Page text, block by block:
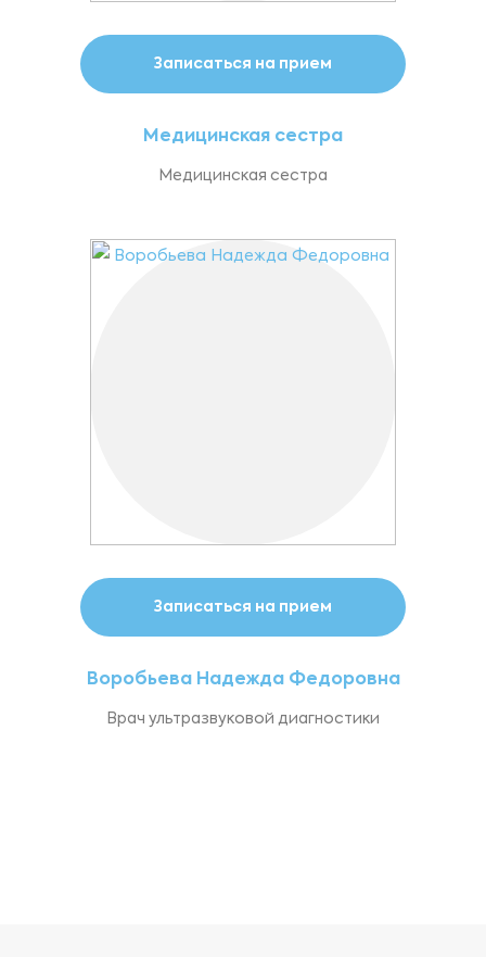
Записаться на прием
Медицинская сестра
Медицинская сестра
Записаться на прием
Воробьева Надежда Федоровна
Врач ультразвуковой диагностики